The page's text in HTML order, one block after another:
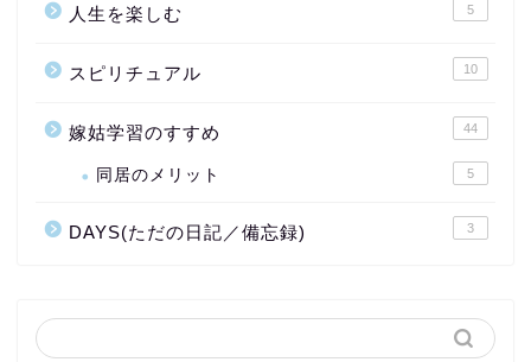
人生を楽しむ 5
スピリチュアル 10
嫁姑学習のすすめ 44
同居のメリット 5
DAYS(ただの日記／備忘録) 3